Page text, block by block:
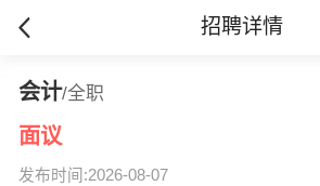
招聘详情
会计/全职
面议
发布时间:2026-08-07